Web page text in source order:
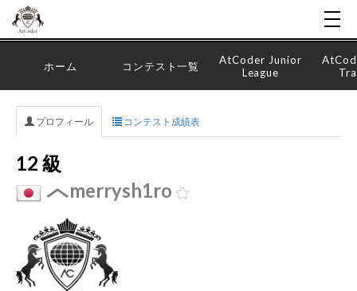
ホーム コンテスト一覧
AtCoder Junior
League
プロフィール コンテスト成績表
12 級
merrysh1ro